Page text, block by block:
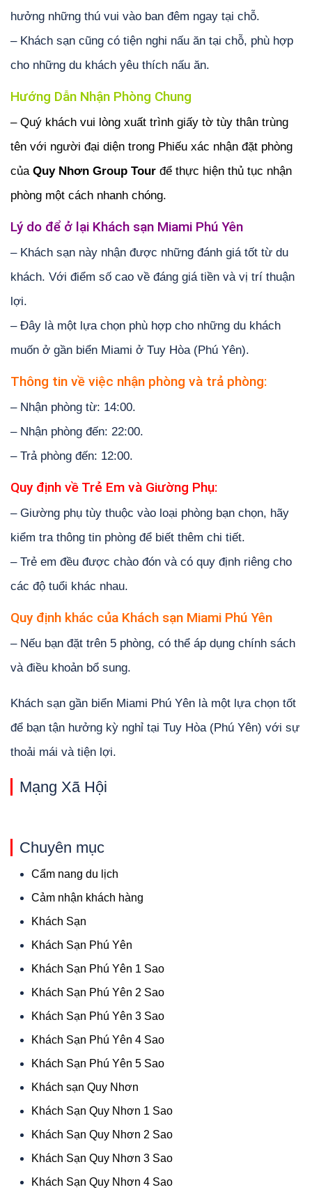
hưởng những thú vui vào ban đêm ngay tại chỗ.
– Khách sạn cũng có tiện nghi nấu ăn tại chỗ, phù hợp
cho những du khách yêu thích nấu ăn.
Hướng Dẫn Nhận Phòng Chung
– Quý khách vui lòng xuất trình giấy tờ tùy thân trùng
tên với người đại diện trong Phiếu xác nhận đặt phòng
của Quy Nhơn Group Tour để thực hiện thủ tục nhận
phòng một cách nhanh chóng.
Lý do để ở lại Khách sạn Miami Phú Yên
– Khách sạn này nhận được những đánh giá tốt từ du
khách. Với điểm số cao về đáng giá tiền và vị trí thuận
lợi.
– Đây là một lựa chọn phù hợp cho những du khách
muốn ở gần biển Miami ở Tuy Hòa (Phú Yên).
Thông tin về việc nhận phòng và trả phòng:
– Nhận phòng từ: 14:00.
– Nhận phòng đến: 22:00.
– Trả phòng đến: 12:00.
Quy định về Trẻ Em và Giường Phụ:
– Giường phụ tùy thuộc vào loại phòng bạn chọn, hãy
kiểm tra thông tin phòng để biết thêm chi tiết.
– Trẻ em đều được chào đón và có quy định riêng cho
các độ tuổi khác nhau.
Quy định khác của Khách sạn Miami Phú Yên
– Nếu bạn đặt trên 5 phòng, có thể áp dụng chính sách
và điều khoản bổ sung.
Khách sạn gần biển Miami Phú Yên là một lựa chọn tốt
để bạn tận hưởng kỳ nghỉ tại Tuy Hòa (Phú Yên) với sự
thoải mái và tiện lợi.
Mạng Xã Hội
Chuyên mục
Cẩm nang du lịch
Cảm nhận khách hàng
Khách Sạn
Khách Sạn Phú Yên
Khách Sạn Phú Yên 1 Sao
Khách Sạn Phú Yên 2 Sao
Khách Sạn Phú Yên 3 Sao
Khách Sạn Phú Yên 4 Sao
Khách Sạn Phú Yên 5 Sao
Khách sạn Quy Nhơn
Khách Sạn Quy Nhơn 1 Sao
Khách Sạn Quy Nhơn 2 Sao
Khách Sạn Quy Nhơn 3 Sao
Khách Sạn Quy Nhơn 4 Sao